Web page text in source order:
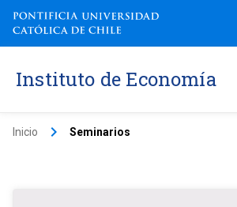
Instituto de Economía
Inicio keyboard_arrow_right Seminarios